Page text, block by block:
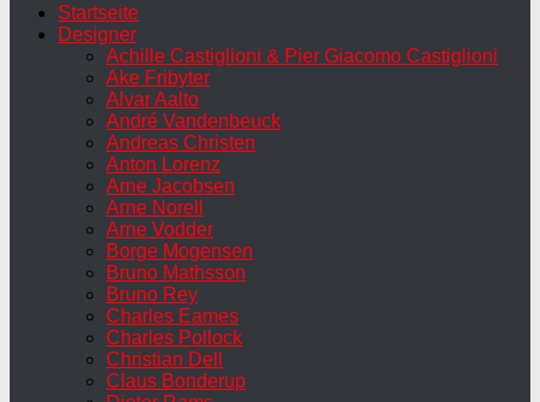
Startseite
Designer
Achille Castiglioni & Pier Giacomo Castiglioni
Ake Fribyter
Alvar Aalto
André Vandenbeuck
Andreas Christen
Anton Lorenz
Arne Jacobsen
Arne Norell
Arne Vodder
Borge Mogensen
Bruno Mathsson
Bruno Rey
Charles Eames
Charles Pollock
Christian Dell
Claus Bonderup